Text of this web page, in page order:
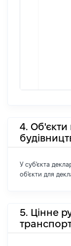
4.
У суб'єкта
об'єкти для
5. Цінне